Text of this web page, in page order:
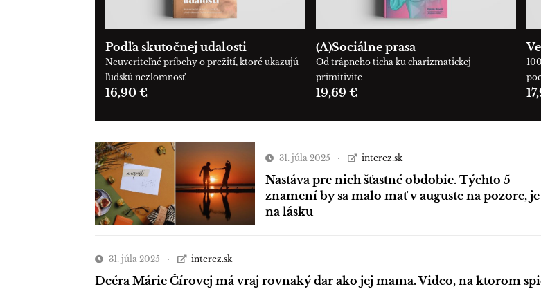
Podľa skutočnej udalosti
Neuveriteľné príbehy o prežití, ktoré ukazujú
ľudskú nezlomnosť
16,90 €
(A)Sociálne prasa
Od trápneho ticha ku charizmatickej
primitivite
19,69 €
31. júla 2025 interez.sk
Nastáva pre nich šťastné obdobie. Týchto 5
znamení by sa malo mať v auguste na pozore, je
na lásku
31. júla 2025 interez.sk
Dcéra Márie Čírovej má vraj rovnaký dar ako jej mama. Video, na ktorom